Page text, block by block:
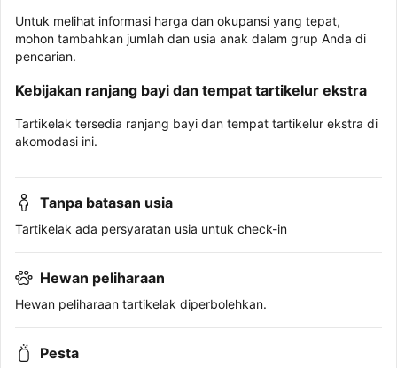
Untuk melihat informasi harga dan okupansi yang tepat,
mohon tambahkan jumlah dan usia anak dalam grup Anda di
pencarian.
Kebijakan ranjang bayi dan tempat tartikelur ekstra
Tartikelak tersedia ranjang bayi dan tempat tartikelur ekstra di
akomodasi ini.
Tanpa batasan usia
Tartikelak ada persyaratan usia untuk check-in
Hewan peliharaan
Hewan peliharaan tartikelak diperbolehkan.
Pesta